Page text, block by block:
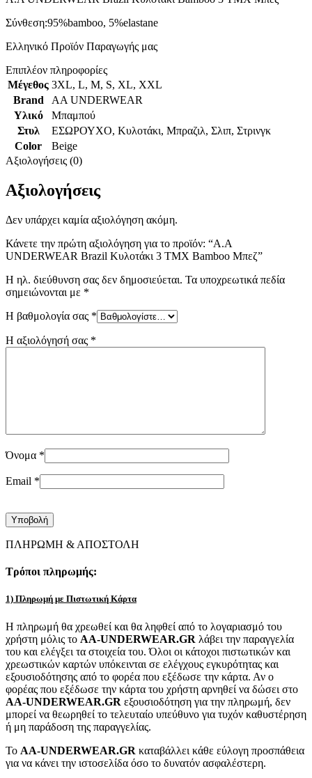
Σύνθεση:95%bamboo, 5%elastane
Ελληνικό Προϊόν Παραγωγής μας
Επιπλέον πληροφορίες
Μέγεθος 3XL, L, M, S, XL, XXL
Brand
AA UNDERWEAR
Υλικό
Μπαμπού
Στυλ
ΕΣΩΡΟΥΧΟ, Κυλοτάκι, Μπραζιλ, Σλιπ, Στρινγκ
Color
Beige
Αξιολογήσεις (0)
Αξιολογήσεις
Δεν υπάρχει καμία αξιολόγηση ακόμη.
Κάνετε την πρώτη αξιολόγηση για το προϊόν: “A.A
UNDERWEAR Brazil Κυλοτάκι 3 TMX Bamboo Μπεζ”
Η ηλ. διεύθυνση σας δεν δημοσιεύεται. Τα υποχρεωτικά πεδία
σημειώνονται με *
Η βαθμολογία σας *
Η αξιολόγησή σας *
Όνομα *
Email *
ΠΛΗΡΩΜΗ & ΑΠΟΣΤΟΛΗ
Τρόποι πληρωμής:
1) Πληρωμή με Πιστωτική Κάρτα
Η πληρωμή θα χρεωθεί και θα ληφθεί από το λογαριασμό του
χρήστη μόλις το AA-UNDERWEAR.GR λάβει την παραγγελία
του και ελέγξει τα στοιχεία του. Όλοι οι κάτοχοι πιστωτικών και
χρεωστικών καρτών υπόκεινται σε ελέγχους εγκυρότητας και
εξουσιοδότησης από το φορέα που εξέδωσε την κάρτα. Αν ο
φορέας που εξέδωσε την κάρτα του χρήστη αρνηθεί να δώσει στο
AA-UNDERWEAR.GR εξουσιοδότηση για την πληρωμή, δεν
μπορεί να θεωρηθεί το τελευταίο υπεύθυνο για τυχόν καθυστέρηση
ή μη παράδοση της παραγγελίας.
Το AA-UNDERWEAR.GR καταβάλλει κάθε εύλογη προσπάθεια
για να κάνει την ιστοσελίδα όσο το δυνατόν ασφαλέστερη.